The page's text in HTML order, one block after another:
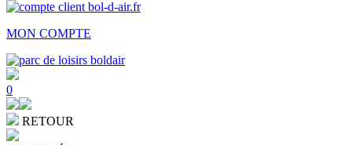
MON COMPTE
0
RETOUR